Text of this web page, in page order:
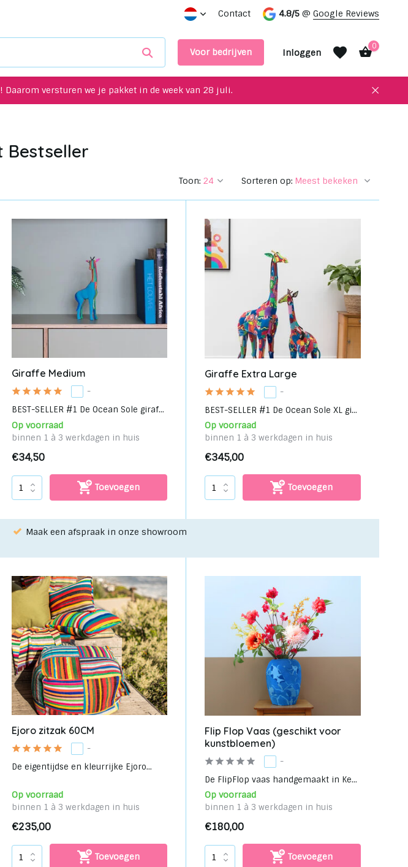
Contact 4.8/5 @ Google Reviews
Voor bedrijven Inloggen
0
versturen we je pakket in de week van 28 juli.
Bestseller
Toon: Sorteren op:
Giraffe Medium
-
BEST-SELLER #1 De Ocean Sole giraf...
Op voorraad
binnen 1 à 3 werkdagen in huis
€34,50
Toevoegen
Giraffe Extra Large
-
BEST-SELLER #1 De Ocean Sole XL gi...
Op voorraad
binnen 1 à 3 werkdagen in huis
€345,00
Toevoegen
Maak een afspraak in onze showroom
Ejoro zitzak 60CM
-
De eigentijdse en kleurrijke Ejoro...
Op voorraad
binnen 1 à 3 werkdagen in huis
€235,00
Toevoegen
Flip Flop Vaas (geschikt voor
kunstbloemen)
-
De FlipFlop vaas handgemaakt in Ke...
Op voorraad
binnen 1 à 3 werkdagen in huis
€180,00
Toevoegen